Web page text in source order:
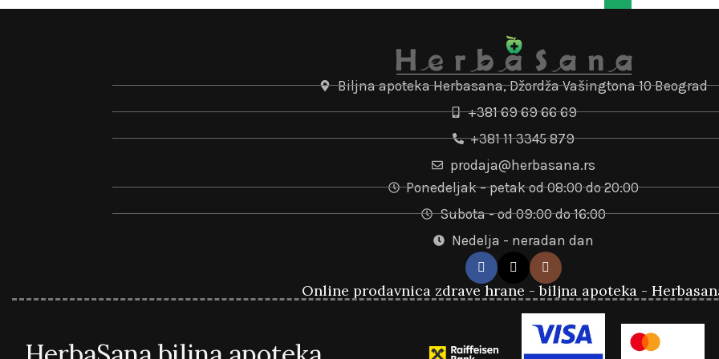
Biljna apoteka Herbasana, Džordža Vašingtona 10 Beograd
+381 69 69 66 69
+381 11 3345 879
prodaja@herbasana.rs
Ponedeljak – petak od 08:00 do 20:00
Subota - od 09:00 do 16:00
Nedelja - neradan dan
Online prodavnica zdrave hrane - biljna apoteka -